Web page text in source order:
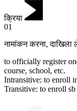
क्रिया
01
नामांकन करना,दाखिला
to officially register
course, school, etc.
Intransitive: to enroll
Transitive: to enroll